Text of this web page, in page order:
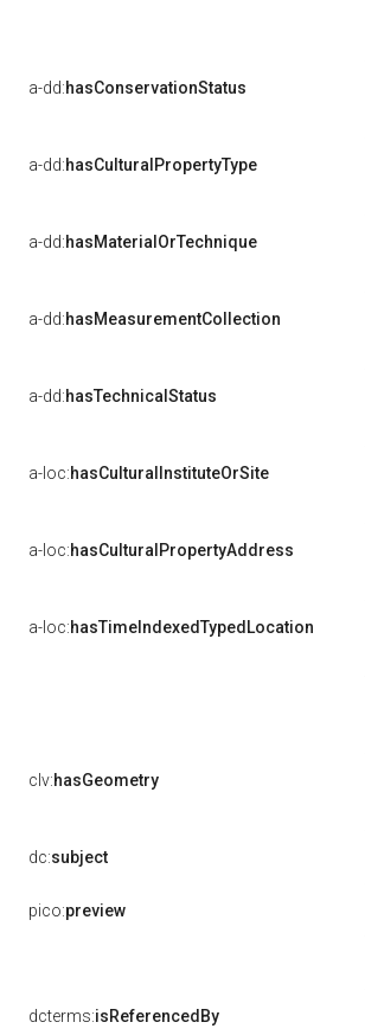
a-dd:hasConservationStatus
a-dd:hasCulturalPropertyType
a-dd:hasMaterialOrTechnique
a-dd:hasMeasurementCollection
a-dd:hasTechnicalStatus
a-loc:hasCulturalInstituteOrSite
a-loc:hasCulturalPropertyAddress
a-loc:hasTimeIndexedTypedLocation
clv:hasGeometry
dc:subject
pico:preview
dcterms:isReferencedBy